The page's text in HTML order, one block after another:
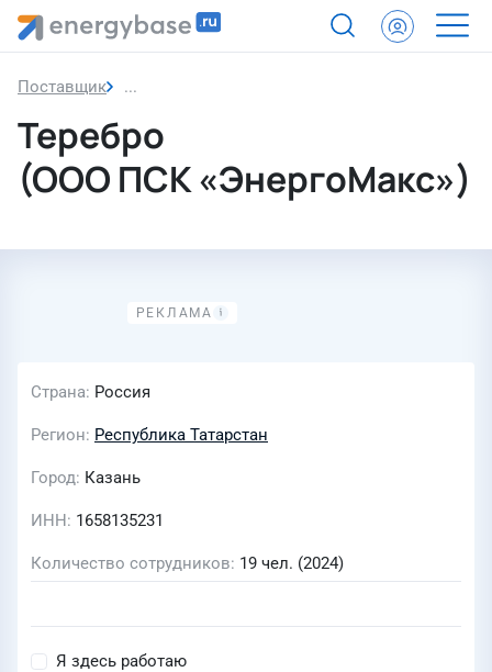
Поставщик Теребро (ООО ПСК «ЭнергоМакс»)
Теребро
(ООО ПСК «ЭнергоМакс»)
Страна Россия
Регион Республика Татарстан
Город Казань
ИНН 1658135231
Количество сотрудников 19 чел. (2024)
Я здесь работаю